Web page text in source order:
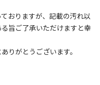
おりますが、記載の汚れ以
旨ご了承いただけますと幸
りがとうございます。